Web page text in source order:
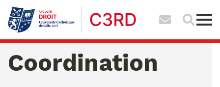
Coordination